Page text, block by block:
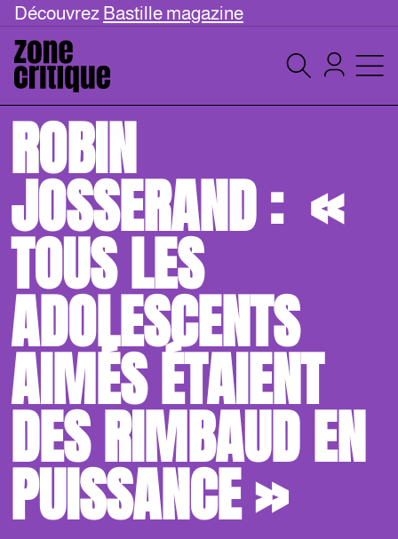
Découvrez Bastille magazine
ROBIN
JOSSERAND : «
TOUS LES
ADOLESCENTS
AIMÉS ÉTAIENT
DES RIMBAUD EN
PUISSANCE »